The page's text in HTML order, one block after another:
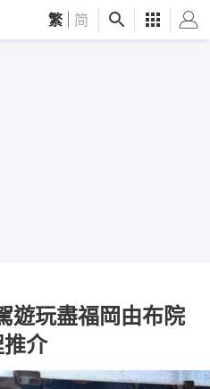
繁 简
遊玩盡福岡由布院
介